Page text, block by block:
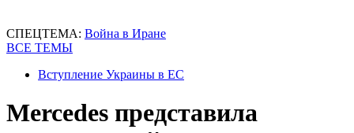
СПЕЦТЕМА: Война в Иране
ВСЕ ТЕМЫ
Вступление Украины в ЕС
Mercedes представила